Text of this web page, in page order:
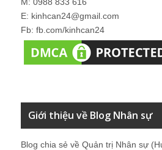
E: kinhcan24@gmail.com
Fb: fb.com/kinhcan24
Giới thiệu về Blog Nhân sự
Blog chia sẻ về Quản trị Nhân sự